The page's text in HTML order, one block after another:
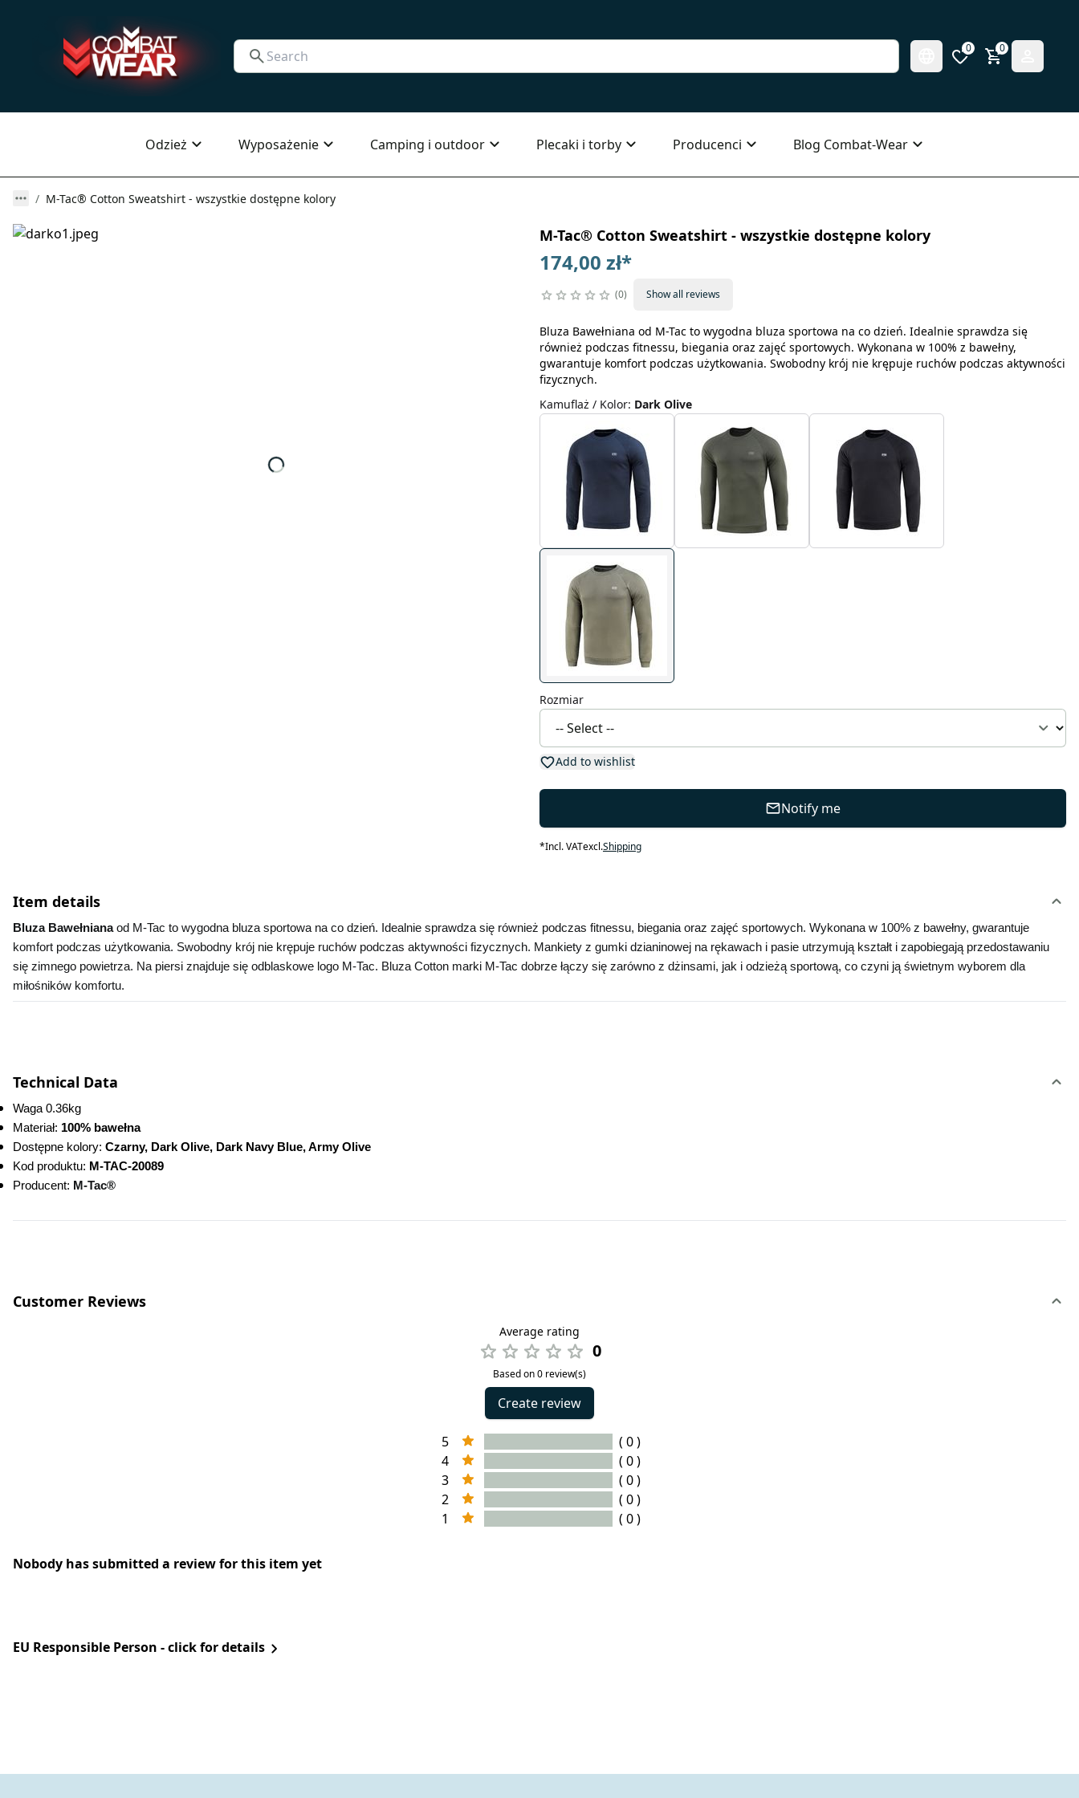
0 0
Odzież Wyposażenie Camping i outdoor Plecaki i torby Producenci Blog Combat-Wear
M-Tac® Cotton Sweatshirt - wszystkie dostępne kolory
M-Tac® Cotton Sweatshirt - wszystkie dostępne kolory
174,00 zł*
0 Show all reviews
Bluza Bawełniana od M-Tac to wygodna bluza sportowa na co dzień. Idealnie sprawdza się
również podczas fitnessu, biegania oraz zajęć sportowych. Wykonana w 100% z bawełny,
gwarantuje komfort podczas użytkowania. Swobodny krój nie krępuje ruchów podczas aktywności
fizycznych.
Kamuflaż / Kolor: Dark Olive
Rozmiar
Add to wishlist
Notify me
*Incl. VATexcl.Shipping
Item details
Bluza Bawełniana od M-Tac to wygodna bluza sportowa na co dzień. Idealnie sprawdza się również podczas fitnessu, biegania oraz zajęć sportowych. Wykonana w 100% z bawełny, gwarantuje
komfort podczas użytkowania. Swobodny krój nie krępuje ruchów podczas aktywności fizycznych. Mankiety z gumki dzianinowej na rękawach i pasie utrzymują kształt i zapobiegają przedostawaniu
się zimnego powietrza. Na piersi znajduje się odblaskowe logo M-Tac. Bluza Cotton marki M-Tac dobrze łączy się zarówno z dżinsami, jak i odzieżą sportową, co czyni ją świetnym wyborem dla
miłośników komfortu.
Technical Data
Waga 0.36kg
Materiał: 100% bawełna
Dostępne kolory: Czarny, Dark Olive, Dark Navy Blue, Army Olive
Kod produktu: M-TAC-20089
Producent: M-Tac®
Customer Reviews
Average rating
0
Based on 0 review(s)
Create review
5
( 0 )
4
( 0 )
3
( 0 )
2
( 0 )
1
( 0 )
Nobody has submitted a review for this item yet
EU Responsible Person - click for details